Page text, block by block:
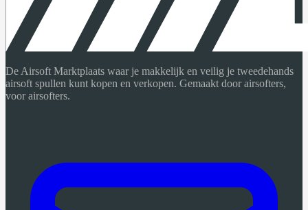
De Airsoft Marktplaats waar je makkelijk en veilig je tweedehands
airsoft spullen kunt kopen en verkopen. Gemaakt door airsofters,
voor airsofters.